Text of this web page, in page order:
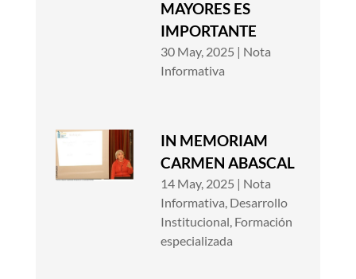
MAYORES ES
IMPORTANTE
30 May, 2025 | Nota
Informativa
IN MEMORIAM
CARMEN ABASCAL
14 May, 2025 | Nota
Informativa, Desarrollo
Institucional, Formación
especializada